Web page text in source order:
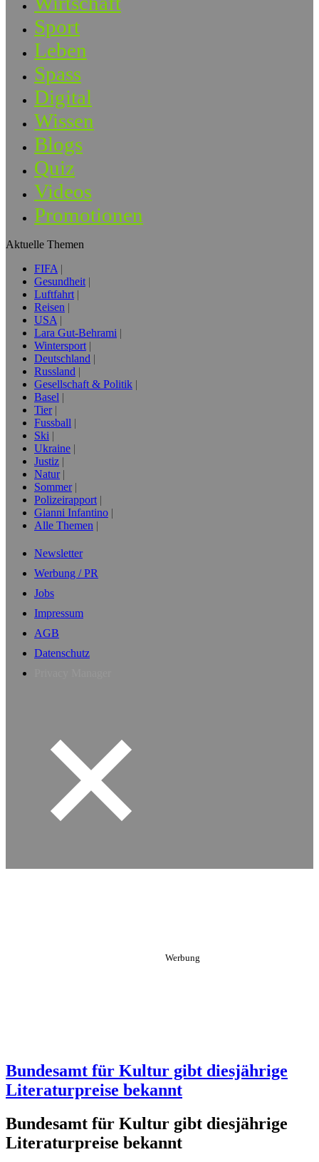
Sport
Leben
Spass
Digital
Wissen
Blogs
Quiz
Videos
Promotionen
Aktuelle Themen
FIFA
Gesundheit
Luftfahrt
Reisen
USA
Lara Gut-Behrami
Wintersport
Deutschland
Russland
Gesellschaft & Politik
Basel
Tier
Fussball
Ski
Ukraine
Justiz
Natur
Sommer
Polizeirapport
Gianni Infantino
Alle Themen
Newsletter
Werbung / PR
Jobs
Impressum
AGB
Datenschutz
Bundesamt für Kultur gibt diesjährige
Literaturpreise bekannt
Bundesamt für Kultur gibt diesjährige
Literaturpreise bekannt